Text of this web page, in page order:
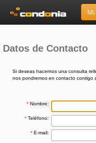
Envíanos tu
Datos de Contacto
Si deseas hacernos una consulta
nos pondremos en contacto contigo
* Nombre:
* Teléfono:
* E-mail: